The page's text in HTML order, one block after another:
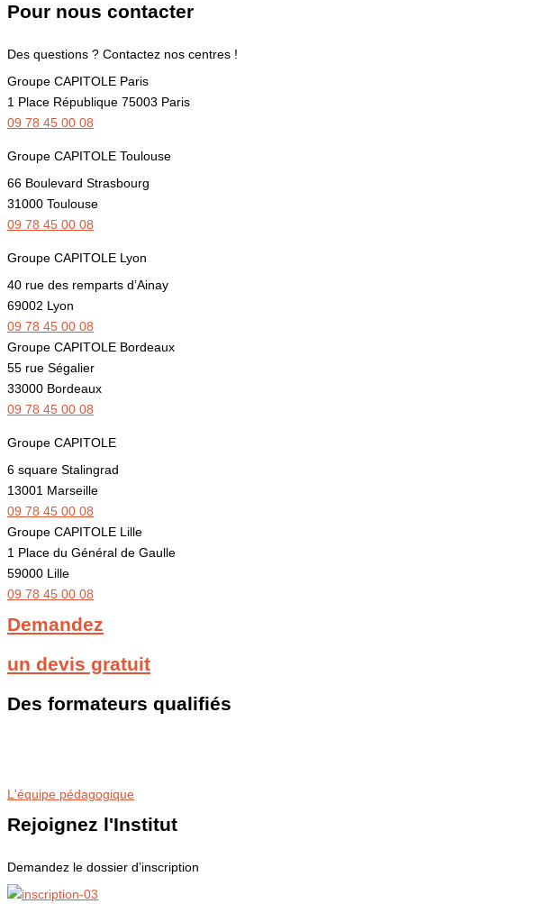
Pour nous contacter
Des questions ? Contactez nos centres !
Groupe CAPITOLE Paris
1 Place République 75003 Paris
09 78 45 00 08
Groupe CAPITOLE Toulouse
66 Boulevard Strasbourg
31000 Toulouse
09 78 45 00 08
Groupe CAPITOLE Lyon
40 rue des remparts d’Ainay
69002 Lyon
09 78 45 00 08
Groupe CAPITOLE Bordeaux
55 rue Ségalier
33000 Bordeaux
09 78 45 00 08
Groupe CAPITOLE
6 square Stalingrad
13001 Marseille
09 78 45 00 08
Groupe CAPITOLE Lille
1 Place du Général de Gaulle
59000 Lille
09 78 45 00 08
Demandez
un devis gratuit
Des formateurs qualifiés
L'équipe pédagogique
Rejoignez l'Institut
Demandez le dossier d’inscription